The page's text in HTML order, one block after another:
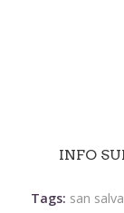
INFO
Tags: san